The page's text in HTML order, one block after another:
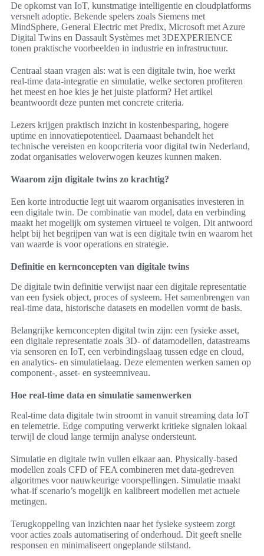
De opkomst van IoT, kunstmatige intelligentie en cloudplatforms
versnelt adoptie. Bekende spelers zoals Siemens met
MindSphere, General Electric met Predix, Microsoft met Azure
Digital Twins en Dassault Systèmes met 3DEXPERIENCE
tonen praktische voorbeelden in industrie en infrastructuur.
Centraal staan vragen als: wat is een digitale twin, hoe werkt
real-time data-integratie en simulatie, welke sectoren profiteren
het meest en hoe kies je het juiste platform? Het artikel
beantwoordt deze punten met concrete criteria.
Lezers krijgen praktisch inzicht in kostenbesparing, hogere
uptime en innovatiepotentieel. Daarnaast behandelt het
technische vereisten en koopcriteria voor digital twin Nederland,
zodat organisaties weloverwogen keuzes kunnen maken.
Waarom zijn digitale twins zo krachtig?
Een korte introductie legt uit waarom organisaties investeren in
een digitale twin. De combinatie van model, data en verbinding
maakt het mogelijk om systemen virtueel te volgen. Dit antwoord
helpt bij het begrijpen van wat is een digitale twin en waarom het
van waarde is voor operations en strategie.
Definitie en kernconcepten van digitale twins
De digitale twin definitie verwijst naar een digitale representatie
van een fysiek object, proces of systeem. Het samenbrengen van
real-time data, historische datasets en modellen vormt de basis.
Belangrijke kernconcepten digital twin zijn: een fysieke asset,
een digitale representatie zoals 3D- of datamodellen, datastreams
via sensoren en IoT, een verbindingslaag tussen edge en cloud,
en analytics- en simulatielaag. Deze elementen werken samen op
component-, asset- en systeemniveau.
Hoe real-time data en simulatie samenwerken
Real-time data digitale twin stroomt in vanuit streaming data IoT
en telemetrie. Edge computing verwerkt kritieke signalen lokaal
terwijl de cloud lange termijn analyse ondersteunt.
Simulatie en digitale twin vullen elkaar aan. Physically-based
modellen zoals CFD of FEA combineren met data-gedreven
algoritmes voor nauwkeurige voorspellingen. Simulatie maakt
what-if scenario’s mogelijk en kalibreert modellen met actuele
metingen.
Terugkoppeling van inzichten naar het fysieke systeem zorgt
voor acties zoals automatisering of onderhoud. Dit geeft snelle
responsen en minimaliseert ongeplande stilstand.